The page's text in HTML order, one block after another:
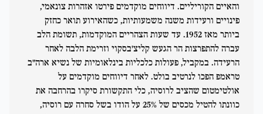
והאיים הקוריליים. דיווחים מוקדמים פירטו אזהרות צונאמי,
פינויים ורעידות משנה משמעותיות, כשהאירוע תואר כחזק
ביותר מאז 1952. עד שעות הצהריים המוקדמות, תשומת הלב
עברה להתפרצות הר הגעש קליצ'בסקוי וזרימת הלבה לאחר
הרעידה. במקביל, פעולות כלכליות בינלאומיות של נשיא ארה"ב
טראמפ הפכו לנרטיב בולט. לאחר דיווחים מוקדמים על
אולטימטום שהציב לרוסיה, כלי התקשורת סיקרו בהרחבה את
כוונתו להטיל מכסים של 25% על הודו בשל סחרה עם רוסיה,